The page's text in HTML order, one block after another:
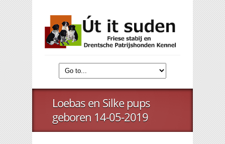
Loebas en Silke pups
geboren 14-05-2019